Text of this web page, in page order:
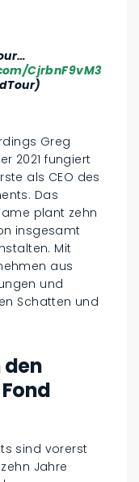
CjrbnF9vM3
Greg
2021 fungiert
als CEO des
Das
plant zehn
insgesamt
Mit
aus
und
Schatten und
den
sind vorerst
Jahre